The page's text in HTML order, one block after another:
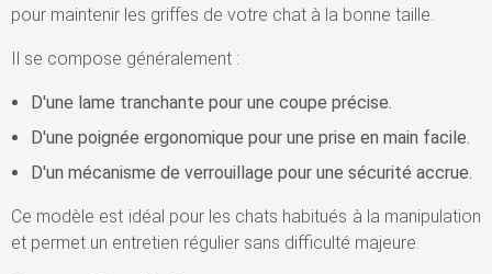
pour maintenir les griffes de votre chat à la bonne taille.
Il se compose généralement :
D'une lame tranchante pour une coupe précise.
D'une poignée ergonomique pour une prise en main facile.
D'un mécanisme de verrouillage pour une sécurité accrue.
Ce modèle est idéal pour les chats habitués à la manipulation
et permet un entretien régulier sans difficulté majeure.